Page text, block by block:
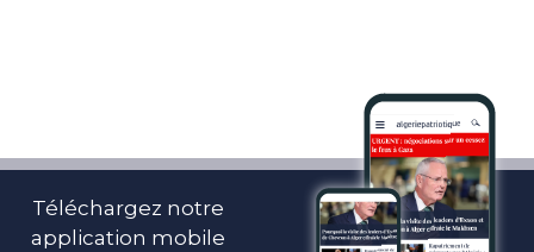
Téléchargez notre
application mobile